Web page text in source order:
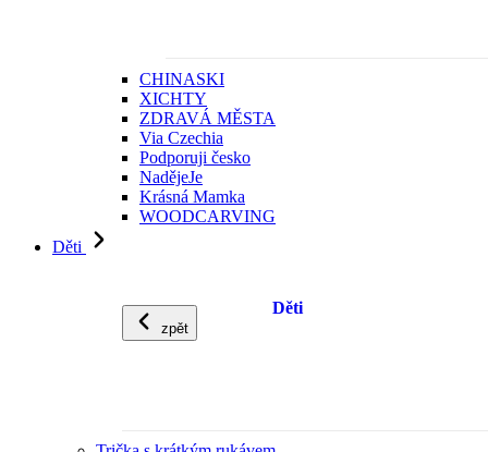
CHINASKI
XICHTY
ZDRAVÁ MĚSTA
Via Czechia
Podporuji česko
NadějeJe
Krásná Mamka
WOODCARVING
Děti
zpět
Děti